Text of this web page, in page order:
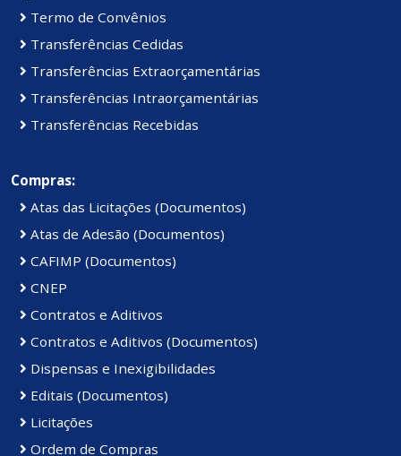
Termo de Convênios
Transferências Cedidas
Transferências Extraorçamentárias
Transferências Intraorçamentárias
Transferências Recebidas
Compras:
Atas das Licitações (Documentos)
Atas de Adesão (Documentos)
CAFIMP (Documentos)
CNEP
Contratos e Aditivos
Contratos e Aditivos (Documentos)
Dispensas e Inexigibilidades
Editais (Documentos)
Licitações
Ordem de Compras